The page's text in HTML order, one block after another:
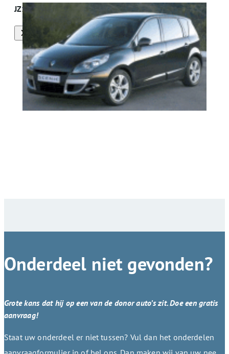
JZ1UJ; JZM40
Alle onderdelen van deze auto
Onderdeel niet gevonden?
Grote kans dat hij op een van de donor auto’s zit. Doe een gratis
aanvraag!
Staat uw onderdeel er niet tussen? Vul dan het onderdelen